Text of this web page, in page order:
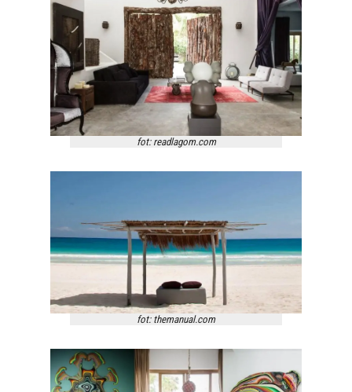
fot: readlagom.com
fot: themanual.com